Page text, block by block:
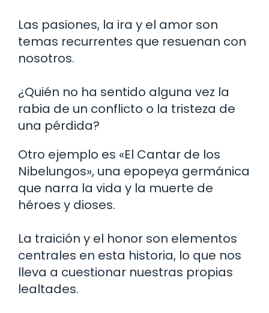
Las pasiones, la ira y el amor son
temas recurrentes que resuenan con
nosotros.
¿Quién no ha sentido alguna vez la
rabia de un conflicto o la tristeza de
una pérdida?
Otro ejemplo es «El Cantar de los
Nibelungos», una epopeya germánica
que narra la vida y la muerte de
héroes y dioses.
La traición y el honor son elementos
centrales en esta historia, lo que nos
lleva a cuestionar nuestras propias
lealtades.